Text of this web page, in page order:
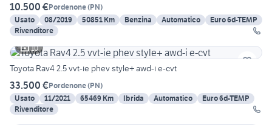
10.500 €Pordenone(PN)
Usato
08/2019 50851 Km Benzina Automatico
Euro 6d-TEMP
Rivenditore
10
Toyota Rav4 2.5 vvt-ie phev style+ awd-i e-cvt
33.500 €Pordenone(PN)
Usato
11/2021 65469 Km Ibrida Automatico
Euro 6d-TEMP
Rivenditore